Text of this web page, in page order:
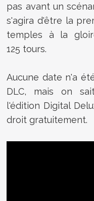
pas avant un
s'agira d'être la
temples à la
125 tours.
Aucune date n'a
DLC, mais on
l'édition Digital
droit gratuitement.